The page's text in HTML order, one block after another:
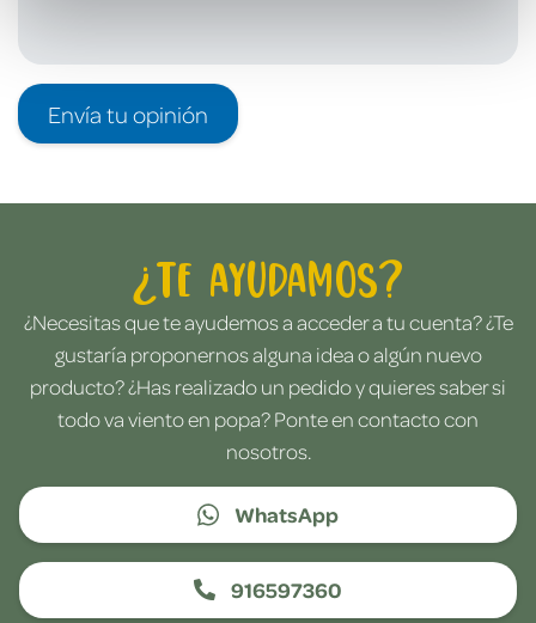
Envía tu opinión
¿Te ayudamos?
¿Necesitas que te ayudemos a acceder a tu cuenta? ¿Te
gustaría proponernos alguna idea o algún nuevo
producto? ¿Has realizado un pedido y quieres saber si
todo va viento en popa? Ponte en contacto con
nosotros.
WhatsApp
916597360